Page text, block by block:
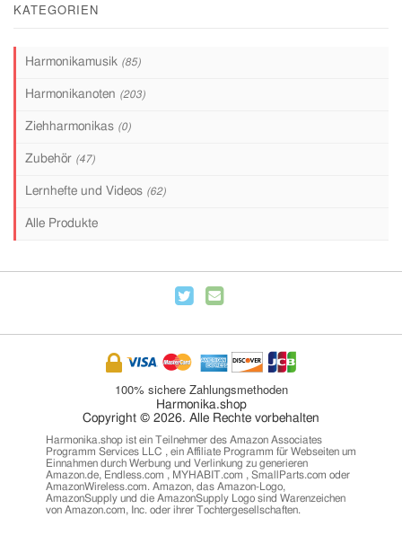
KATEGORIEN
Harmonikamusik (85)
Harmonikanoten (203)
Ziehharmonikas (0)
Zubehör (47)
Lernhefte und Videos (62)
Alle Produkte
100% sichere Zahlungsmethoden
Harmonika.shop
Copyright © 2026. Alle Rechte vorbehalten
Harmonika.shop ist ein Teilnehmer des Amazon Associates
Programm Services LLC , ein Affiliate Programm für Webseiten um
Einnahmen durch Werbung und Verlinkung zu generieren
Amazon.de, Endless.com , MYHABIT.com , SmallParts.com oder
AmazonWireless.com. Amazon, das Amazon-Logo,
AmazonSupply und die AmazonSupply Logo sind Warenzeichen
von Amazon.com, Inc. oder ihrer Tochtergesellschaften.